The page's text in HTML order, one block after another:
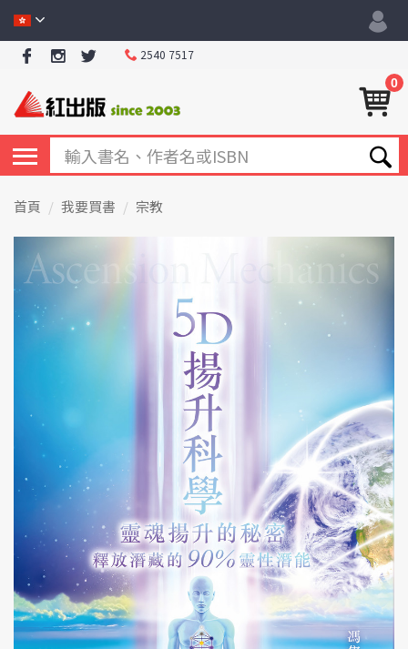
2540 7517
0
首頁 我要買書 宗教